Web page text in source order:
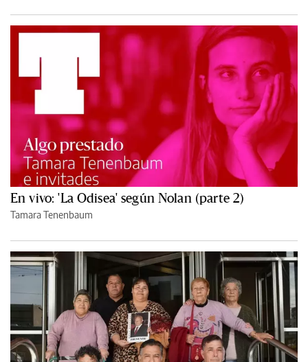
En vivo: 'La Odisea' según Nolan (parte 2)
Tamara Tenenbaum